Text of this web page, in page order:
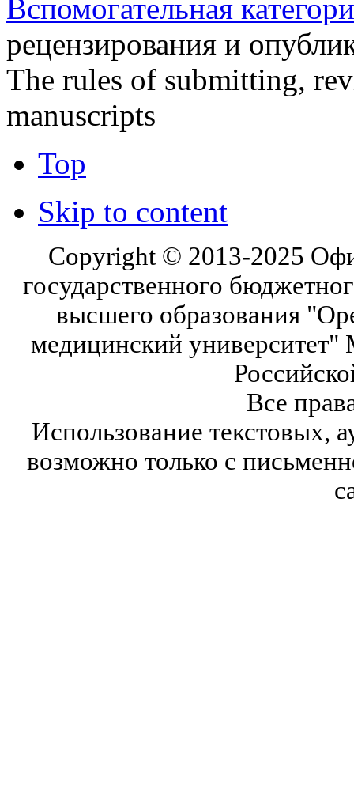
Вспомогательная
рецензирования и
The rules of submitting,
manuscripts
Top
Skip to content
Copyright © 2013-2025
государственного
высшего образования
медицинский университет"
Все
Использование текстовых,
возможно только с